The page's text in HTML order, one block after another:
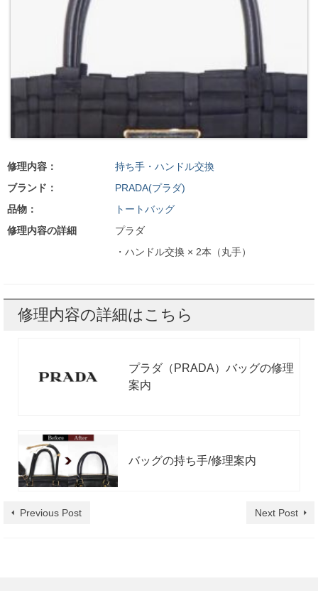
修理内容：
持ち手・ハンドル交換
ブランド：
PRADA(プラダ)
品物：
トートバッグ
修理内容の詳細
プラダ
・ハンドル交換 × 2本（丸手）
修理内容の詳細はこちら
プラダ（PRADA）バッグの修理
案内
バッグの持ち手/修理案内
Previous Post Next Post